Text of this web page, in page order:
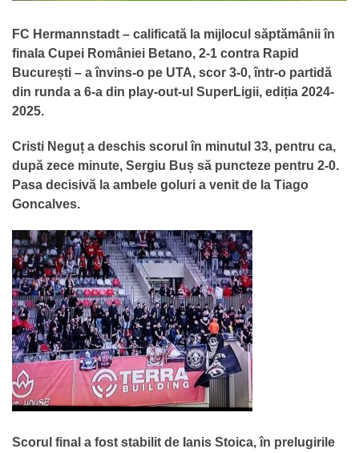
FC Hermannstadt – calificată la mijlocul săptămânii în
finala Cupei României Betano, 2-1 contra Rapid
București – a învins-o pe UTA, scor 3-0, într-o partidă
din runda a 6-a din play-out-ul SuperLigii, ediția 2024-
2025.
Cristi Neguț a deschis scorul în minutul 33, pentru ca,
după zece minute, Sergiu Buș să puncteze pentru 2-0.
Pasa decisivă la ambele goluri a venit de la Tiago
Goncalves.
Scorul final a fost stabilit de Ianis Stoica, în prelugirile